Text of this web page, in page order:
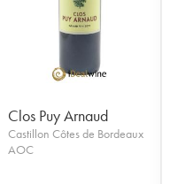
Clos Puy Arnaud
Castillon Côtes de Bordeaux
AOC